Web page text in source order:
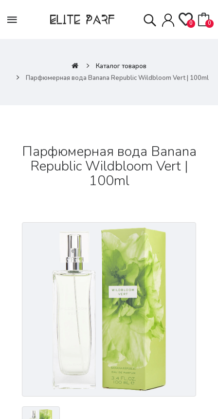
0 0
Каталог товаров
Парфюмерная вода Banana Republic Wildbloom Vert | 100ml
Парфюмерная вода Banana
Republic Wildbloom Vert |
100ml